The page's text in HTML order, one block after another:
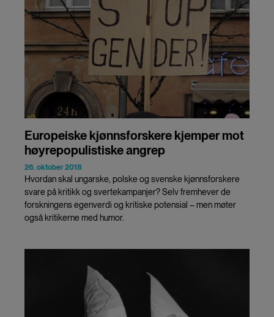
Europeiske kjønnsforskere kjemper mot
høyrepopulistiske angrep
26. oktober 2018
Hvordan skal ungarske, polske og svenske kjønnsforskere
svare på kritikk og svertekampanjer? Selv fremhever de
forskningens egenverdi og kritiske potensial – men møter
også kritikerne med humor.